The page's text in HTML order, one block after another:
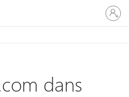
vous
à
compte
dans